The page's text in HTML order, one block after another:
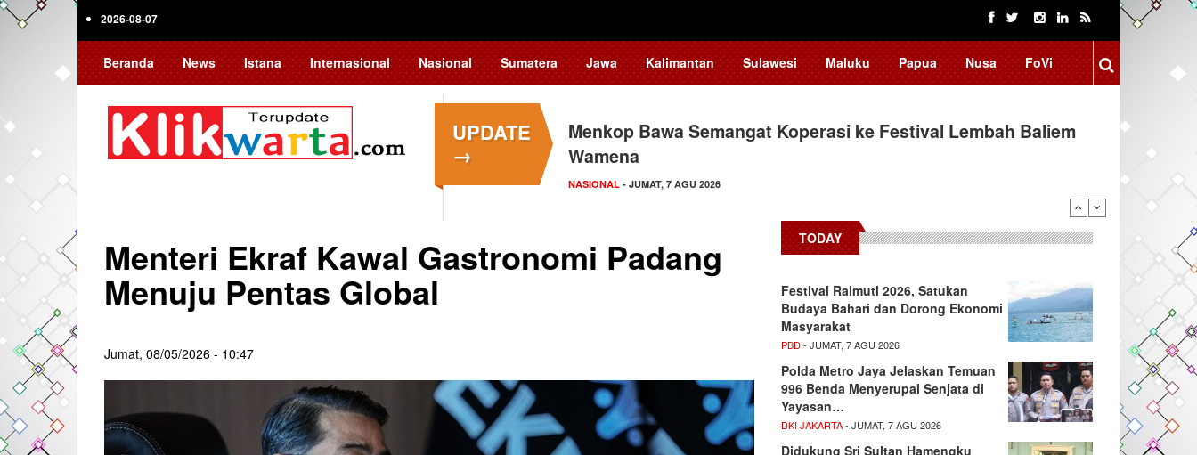
Skip
2026-08-07
Beranda News Istana Internasional Nasional Sumatera Jawa Kalimantan Sulawesi Maluku Papua Nusa FoVi
UPDATE
→
Menkop Bawa Semangat Koperasi ke Festival Lembah Baliem
Wamena
NASIONAL - JUMAT, 7 AGU 2026
Tingkatkan Daya Saing Indonesia, BRIN Fokus Kembangkan
Teknologi…
NASIONAL - JUMAT, 7 AGU 2026
Menteri Ekraf Kawal Gastronomi Padang
Menuju Pentas Global
Jumat, 08/05/2026 - 10:47
TODAY
Festival Raimuti 2026, Satukan
Budaya Bahari dan Dorong Ekonomi
Masyarakat
PBD- JUMAT, 7 AGU 2026
Polda Metro Jaya Jelaskan Temuan
996 Benda Menyerupai Senjata di
Yayasan…
DKI JAKARTA- JUMAT, 7 AGU 2026
Didukung Sri Sultan Hamengku